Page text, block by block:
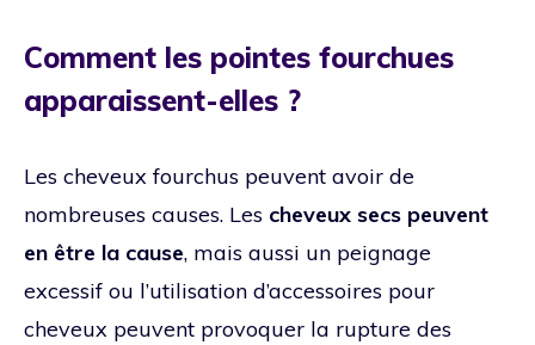
Comment les pointes fourchues
apparaissent-elles ?
Les cheveux fourchus peuvent avoir de
nombreuses causes. Les cheveux secs peuvent
en être la cause, mais aussi un peignage
excessif ou l’utilisation d’accessoires pour
cheveux peuvent provoquer la rupture des